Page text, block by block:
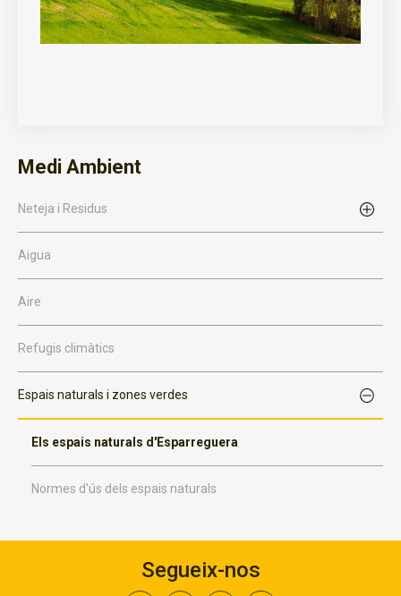
Medi Ambient
Neteja i Residus
Aigua
Aire
Refugis climàtics
Espais naturals i zones verdes
Els espais naturals d'Esparreguera
Normes d'ús dels espais naturals
Segueix-nos